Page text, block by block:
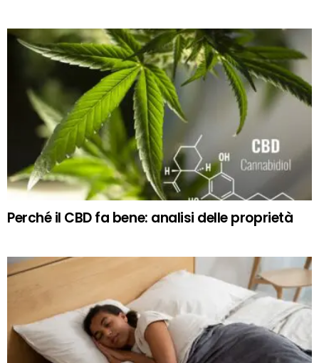
Perché il CBD fa bene: analisi delle proprietà